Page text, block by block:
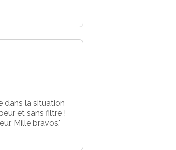
dans la situation
et sans filtre !
Mille bravos."